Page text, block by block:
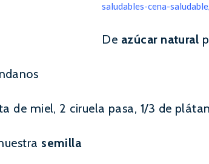
saludables-cena-
De azúcar natural
de miel, 2 ciruela pasa, 1/3 de
semilla